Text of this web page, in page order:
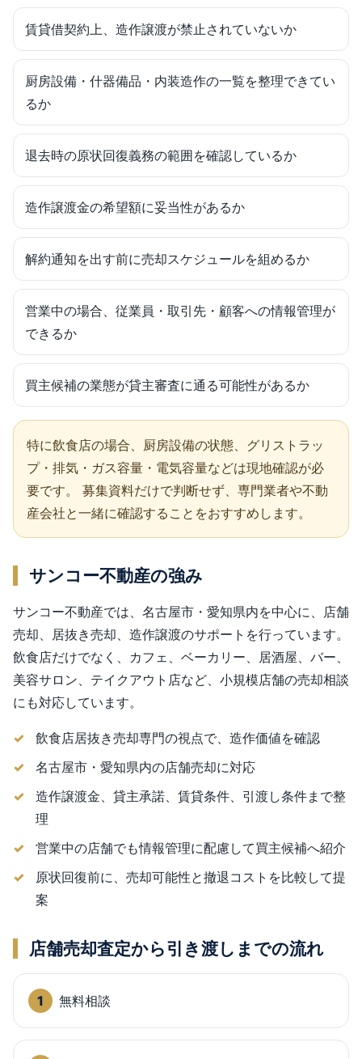
賃貸借契約上、造作譲渡が禁止されていないか
厨房設備・什器備品・内装造作の一覧を整理できてい
るか
退去時の原状回復義務の範囲を確認しているか
造作譲渡金の希望額に妥当性があるか
解約通知を出す前に売却スケジュールを組めるか
営業中の場合、従業員・取引先・顧客への情報管理が
できるか
買主候補の業態が貸主審査に通る可能性があるか
特に飲食店の場合、厨房設備の状態、グリストラッ
プ・排気・ガス容量・電気容量などは現地確認が必
要です。 募集資料だけで判断せず、専門業者や不動
産会社と一緒に確認することをおすすめします。
サンコー不動産の強み
サンコー不動産では、名古屋市・愛知県内を中心に、店舗
売却、居抜き売却、造作譲渡のサポートを行っています。
飲食店だけでなく、カフェ、ベーカリー、居酒屋、バー、
美容サロン、テイクアウト店など、小規模店舗の売却相談
にも対応しています。
飲食店居抜き売却専門の視点で、造作価値を確認
名古屋市・愛知県内の店舗売却に対応
造作譲渡金、貸主承諾、賃貸条件、引渡し条件まで整
理
営業中の店舗でも情報管理に配慮して買主候補へ紹介
原状回復前に、売却可能性と撤退コストを比較して提
案
店舗売却査定から引き渡しまでの流れ
無料相談